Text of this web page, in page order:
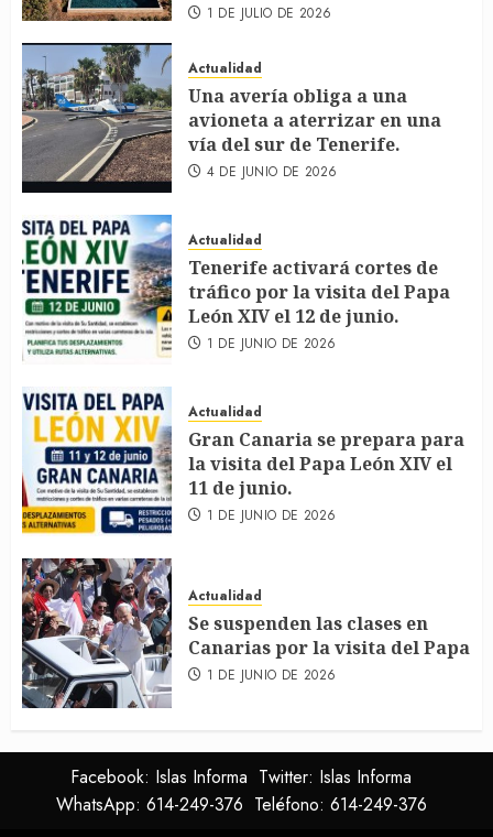
1 DE JULIO DE 2026
Actualidad
Una avería obliga a una
avioneta a aterrizar en una
vía del sur de Tenerife.
4 DE JUNIO DE 2026
Actualidad
Tenerife activará cortes de
tráfico por la visita del Papa
León XIV el 12 de junio.
1 DE JUNIO DE 2026
Actualidad
Gran Canaria se prepara para
la visita del Papa León XIV el
11 de junio.
1 DE JUNIO DE 2026
Actualidad
Se suspenden las clases en
Canarias por la visita del Papa
1 DE JUNIO DE 2026
Facebook: Islas Informa Twitter: Islas Informa
WhatsApp: 614-249-376 Teléfono: 614-249-376